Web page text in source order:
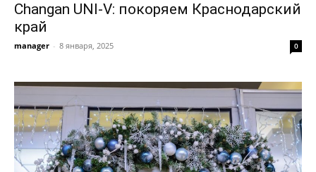
Changan UNI-V: покоряем Краснодарский
край
manager - 8 января, 2025 0